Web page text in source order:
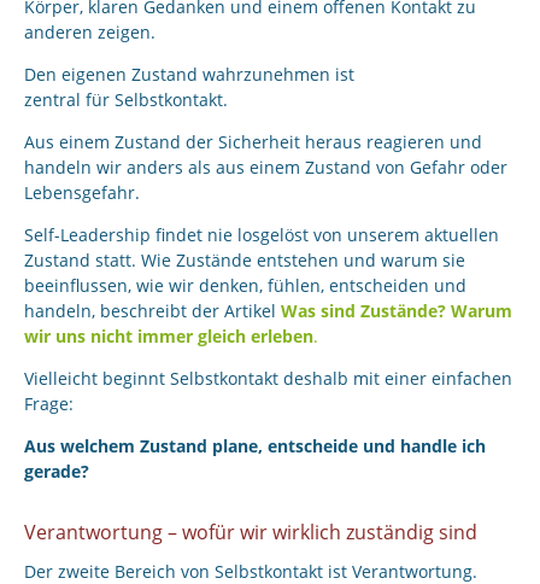
Körper, klaren Gedanken und einem offenen Kontakt zu
anderen zeigen.
Den eigenen Zustand wahrzunehmen ist
zentral für Selbstkontakt.
Aus einem Zustand der Sicherheit heraus reagieren und
handeln wir anders als aus einem Zustand von Gefahr oder
Lebensgefahr.
Self-Leadership findet nie losgelöst von unserem aktuellen
Zustand statt. Wie Zustände entstehen und warum sie
beeinflussen, wie wir denken, fühlen, entscheiden und
handeln, beschreibt der Artikel Was sind Zustände? Warum
wir uns nicht immer gleich erleben.
Vielleicht beginnt Selbstkontakt deshalb mit einer einfachen
Frage:
Aus welchem Zustand plane, entscheide und handle ich
gerade?
Verantwortung – wofür wir wirklich zuständig sind
Der zweite Bereich von Selbstkontakt ist Verantwortung.